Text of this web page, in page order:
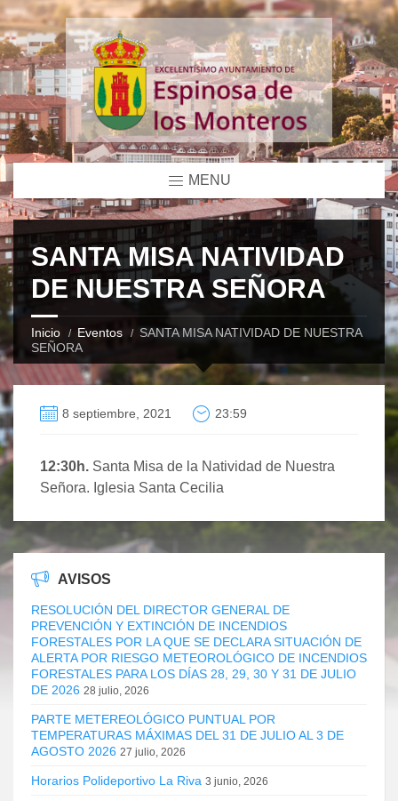
MENU
SANTA MISA NATIVIDAD
DE NUESTRA SEÑORA
Inicio Eventos
SANTA MISA NATIVIDAD DE NUESTRA
SEÑORA
8 septiembre, 2021 23:59
12:30h. Santa Misa de la Natividad de Nuestra
Señora. Iglesia Santa Cecilia
AVISOS
RESOLUCIÓN DEL DIRECTOR GENERAL DE
PREVENCIÓN Y EXTINCIÓN DE INCENDIOS
FORESTALES POR LA QUE SE DECLARA SITUACIÓN DE
ALERTA POR RIESGO METEOROLÓGICO DE INCENDIOS
FORESTALES PARA LOS DÍAS 28, 29, 30 Y 31 DE JULIO
DE 2026 28 julio, 2026
PARTE METEREOLÓGICO PUNTUAL POR
TEMPERATURAS MÁXIMAS DEL 31 DE JULIO AL 3 DE
AGOSTO 2026 27 julio, 2026
Horarios Polideportivo La Riva 3 junio, 2026